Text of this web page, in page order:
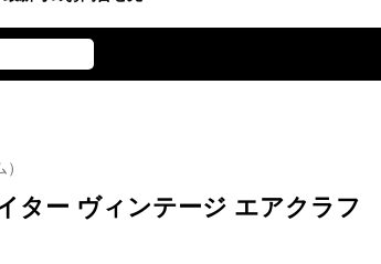
ター ヴィンテージ エアクラフ